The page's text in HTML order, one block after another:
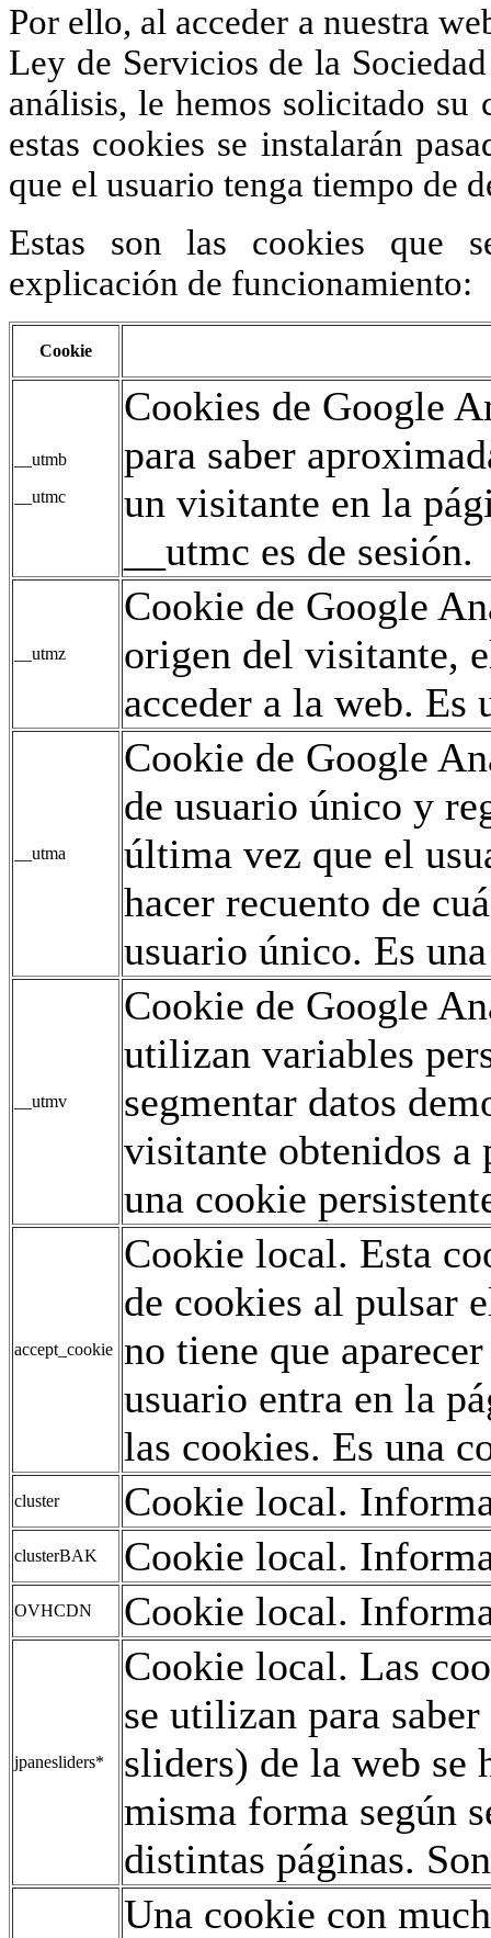
Por ello, al acceder a nuestra
Ley de Servicios de la
análisis, le hemos solicitado su
estas cookies se instalarán
que el usuario tenga tiempo de
Estas son las cookies que
explicación de funcionamiento:
Cookie
__utmb
__utmc
Cookies de Google
para saber
un visitante en la
__utmc es de sesión.
__utmz
Cookie de Google
origen del visitante,
acceder a la web. Es
__utma
Cookie de Google
de usuario único y
última vez que el
hacer recuento de
usuario único. Es
__utmv
Cookie de Google
utilizan variables
segmentar datos
visitante obtenidos a
una cookie
accept_cookie
Cookie local. Esta
de cookies al pulsar
no tiene que
usuario entra en la
las cookies. Es una
cluster Cookie local.
clusterBAK Cookie local.
OVHCDN Cookie local.
jpanesliders*
Cookie local. Las
se utilizan para
sliders) de la web se
misma forma según
distintas páginas.
Una cookie con